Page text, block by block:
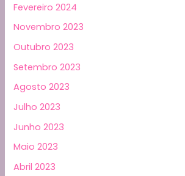
Fevereiro 2024
Novembro 2023
Outubro 2023
Setembro 2023
Agosto 2023
Julho 2023
Junho 2023
Maio 2023
Abril 2023